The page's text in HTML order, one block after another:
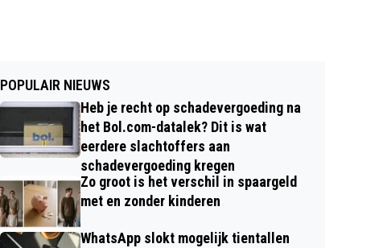
POPULAIR NIEUWS
Heb je recht op schadevergoeding na
het Bol.com-datalek? Dit is wat
eerdere slachtoffers aan
schadevergoeding kregen
Zo groot is het verschil in spaargeld
met en zonder kinderen
WhatsApp slokt mogelijk tientallen